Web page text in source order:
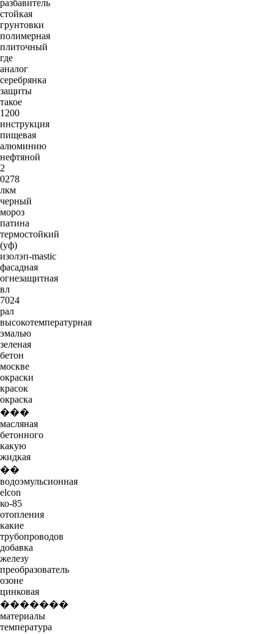
разбавитель
стойкая
грунтовки
полимерная
плиточный
где
аналог
серебрянка
защиты
такое
1200
инструкция
пищевая
алюминию
нефтяной
2
0278
лкм
черный
мороз
патина
термостойкий
(уф)
изолэп-mastic
фасадная
огнезащитная
вл
7024
рал
высокотемпературная
эмалью
зеленая
бетон
москве
окраски
красок
окраска
���
масляная
бетонного
какую
жидкая
��
водоэмульсионная
elcon
ко-85
отопления
какие
трубопроводов
добавка
железу
преобразователь
озоне
цинковая
�������
материалы
температура